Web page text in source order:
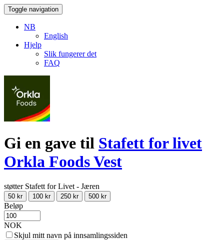
Toggle navigation
NB
English
Hjelp
Slik fungerer det
FAQ
Gi en gave til Stafett for livet
Orkla Foods Vest
støtter Stafett for Livet - Jæren
50 kr 100 kr 250 kr 500 kr
Beløp
NOK
Skjul mitt navn på innsamlingssiden